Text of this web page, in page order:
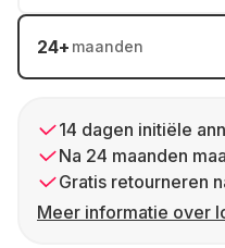
24+ maanden
14 dagen initiële
Na 24 maanden
Gratis retourneren
Meer informatie over